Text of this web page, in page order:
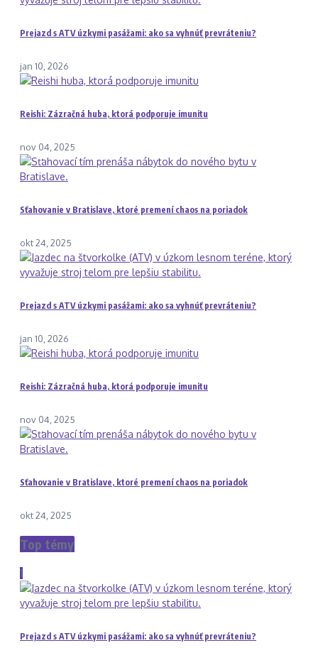
Prejazd s ATV úzkymi pasážami: ako sa vyhnúť prevráteniu?
jan 10, 2026
Reishi: Zázračná huba, ktorá podporuje imunitu
nov 04, 2025
Sťahovanie v Bratislave, ktoré premení chaos na poriadok
okt 24, 2025
Prejazd s ATV úzkymi pasážami: ako sa vyhnúť prevráteniu?
jan 10, 2026
Reishi: Zázračná huba, ktorá podporuje imunitu
nov 04, 2025
Sťahovanie v Bratislave, ktoré premení chaos na poriadok
okt 24, 2025
Top témy
1
Prejazd s ATV úzkymi pasážami: ako sa vyhnúť prevráteniu?